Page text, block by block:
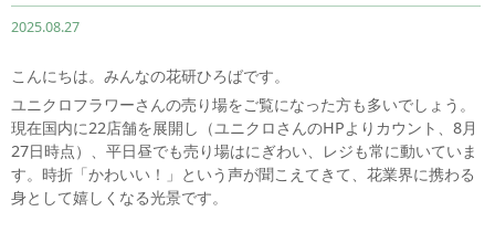
2025.08.27
こんにちは。みんなの花研ひろばです。
ユニクロフラワーさんの売り場をご覧になった方も多いでしょう。
現在国内に22店舗を展開し（ユニクロさんのHPよりカウント、8月
27日時点）、平日昼でも売り場はにぎわい、レジも常に動いていま
す。時折「かわいい！」という声が聞こえてきて、花業界に携わる
身として嬉しくなる光景です。